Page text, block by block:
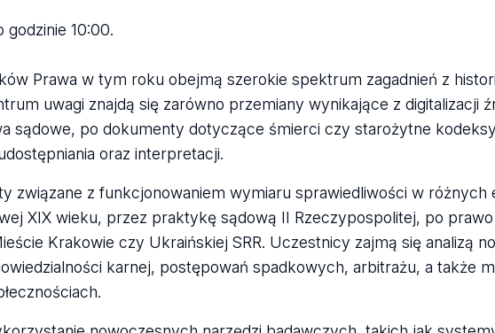
godzinie 10:00.
Prawa w tym roku obejmą szerokie spektrum zagadnień z
uwagi znajdą się zarówno przemiany wynikające z digitalizacji
sądowe, po dokumenty dotyczące śmierci czy starożytne
oraz interpretacji.
związane z funkcjonowaniem wymiaru sprawiedliwości w różnych
XIX wieku, przez praktykę sądową II Rzeczypospolitej, po
Krakowie czy Ukraińskiej SRR. Uczestnicy zajmą się analizą
karnej, postępowań spadkowych, arbitrażu, a także